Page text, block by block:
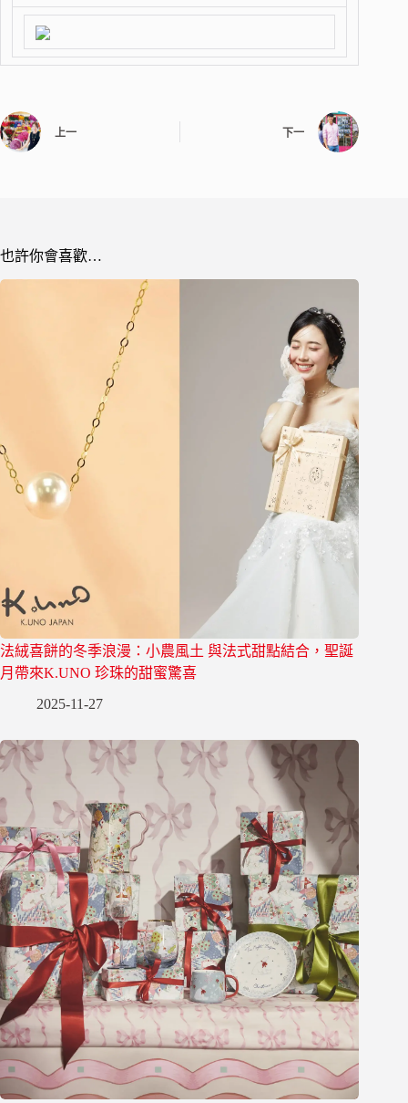
上一 下一
也許你會喜歡…
法絨喜餅的冬季浪漫：小農風土 與法式甜點結合，聖誕
月帶來K.UNO 珍珠的甜蜜驚喜
2025-11-27